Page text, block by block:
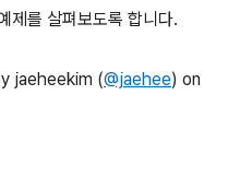
제를 살펴보도록 합니다.
jaeheekim (@jaehee) on